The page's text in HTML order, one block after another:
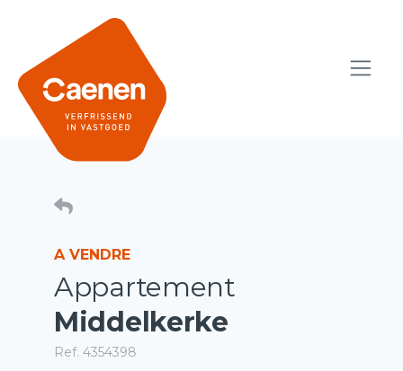
A VENDRE
Appartement
Middelkerke
Ref. 4354398